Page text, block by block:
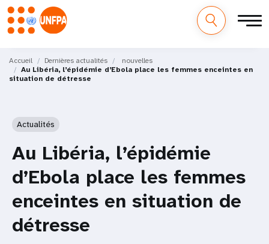
au
contenu
principal
M
a
Accueil Dernières actualités
nouvelles
Au Libéria, l’épidémie d’Ebola place les femmes enceintes en
situation de détresse
Actualités
Au Libéria, l’épidémie
d’Ebola place les femmes
enceintes en situation de
détresse